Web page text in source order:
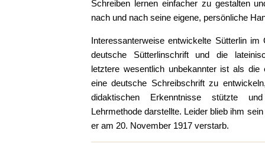
Schreiben lernen einfacher zu gestalten
nach und nach seine eigene, persönliche
Interessanterweise entwickelte Sütterlin
deutsche Sütterlinschrift und die
letztere wesentlich unbekannter ist als
eine deutsche Schreibschrift zu
didaktischen Erkenntnisse stützte
Lehrmethode darstellte. Leider blieb ihm
er am 20. November 1917 verstarb.